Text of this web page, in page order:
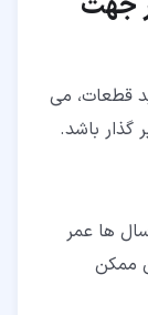
قطعات، می
گذار باشد.
ها عمر
ممکن